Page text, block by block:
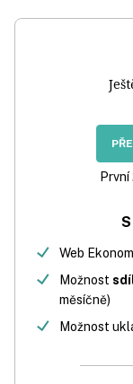
Web
Možnost
měsíčně)
Možnost